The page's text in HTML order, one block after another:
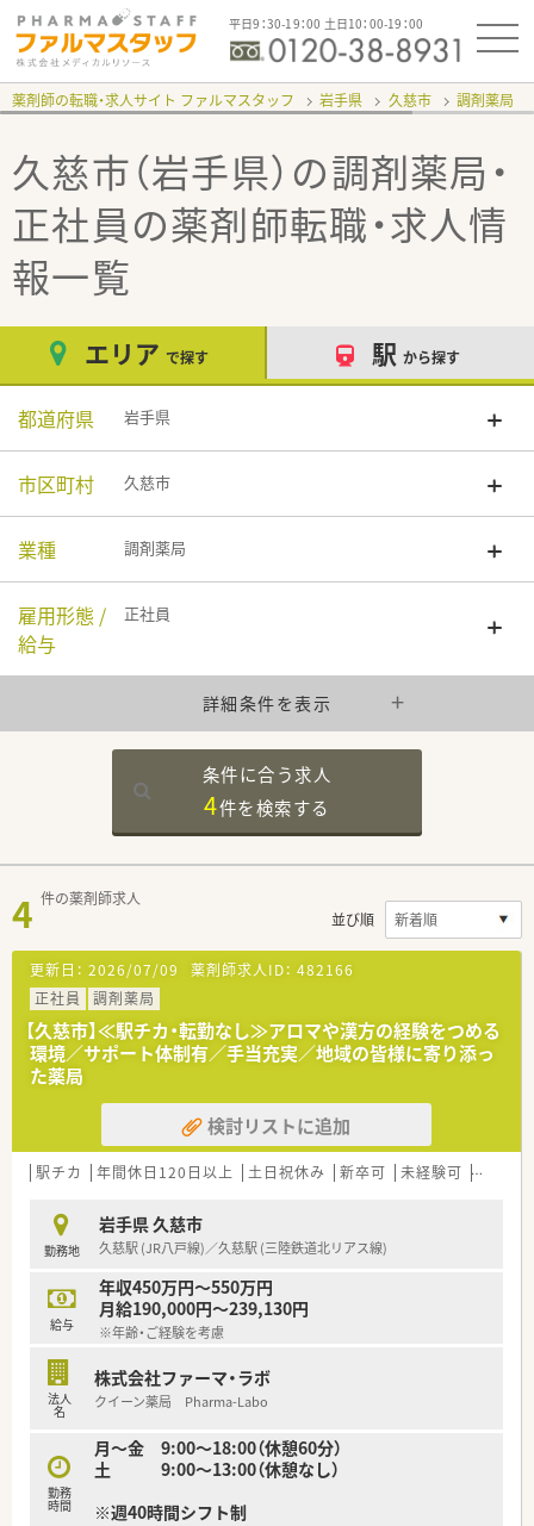
平日9：30-19：00 土日10：00-19：00
薬剤師の転職・求人サイト ファルマスタッフ 岩手県 久慈市 調剤薬局
久慈市（岩手県）の調剤薬局・
正社員の薬剤師転職・求人情
報一覧
エリア で探す 駅 から探す
都道府県 岩手県
市区町村 久慈市
業種 調剤薬局
雇用形態 /
給与
正社員
詳細条件を表示
条件に合う求人
4件を検索する
4 件の薬剤師求人
並び順
更新日： 2026/07/09 薬剤師求人ID： 482166
正社員
調剤薬局
【久慈市】≪駅チカ・転勤なし≫アロマや漢方の経験をつめる
環境／サポート体制有／手当充実／地域の皆様に寄り添っ
た薬局
検討リストに追加
駅チカ 年間休日120日以上 土日祝休み 新卒可 未経験可 ブラン
勤務地
岩手県 久慈市
久慈駅 (JR八戸線)／久慈駅 (三陸鉄道北リアス線)
給与
年収450万円～550万円
月給190,000円～239,130円
※年齢・ご経験を考慮
法人
名
株式会社ファーマ・ラボ
クイーン薬局 Pharma-Labo
勤務
時間
月～金 9:00～18:00（休憩60分）
土 9:00～13:00（休憩なし）
※週40時間シフト制